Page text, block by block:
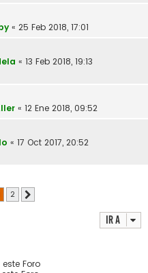
« 25 Feb 2018, 17:01
« 13 Feb 2018, 19:13
« 12 Ene 2018, 09:52
« 17 Oct 2017, 20:52
2
Ir a
Foro